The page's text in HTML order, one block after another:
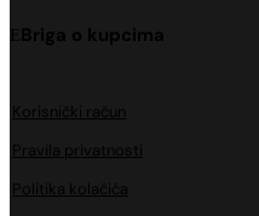
Briga o kupcima
Korisnički račun
Pravila privatnosti
Politika kolačića